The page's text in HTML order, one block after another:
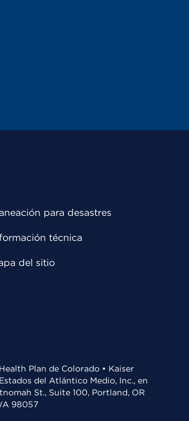
para desastres
técnica
del sitio
Plan de Colorado • Kaiser
del Atlántico Medio, Inc., en
St., Suite 100, Portland, OR
98057